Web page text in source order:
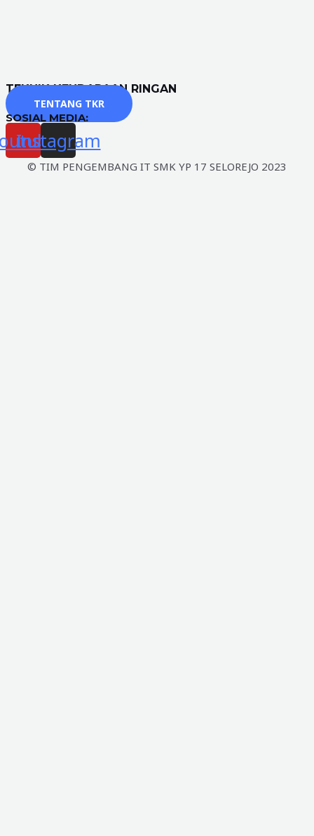
TEKNIK KENDARAAN RINGAN
TENTANG TKR
SOSIAL MEDIA:
Instagram
© TIM PENGEMBANG IT SMK YP 17 SELOREJO 2023